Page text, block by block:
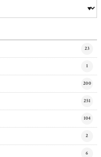
23
1
200
251
104
2
6